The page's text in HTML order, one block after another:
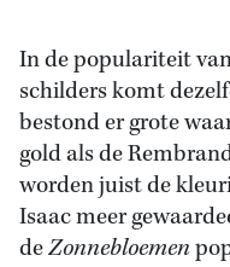
In de populariteit
schilders komt
bestond er grote
gold als de
worden juist de
Isaac meer
deZonnebloemen